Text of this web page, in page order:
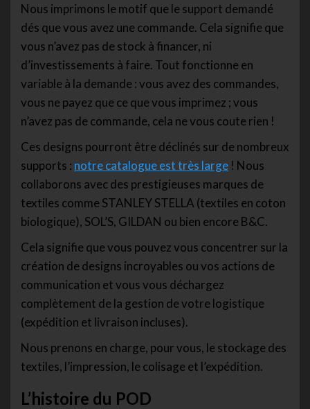
Nous imprimons le motif que le support demandé
dés que vous avez une commande. Cela signifie que
vous n’avez pas de stock à financer, ni
d’investissements à faire. Tout fonctionne en
variable à la demande : vous avez des commandes,
vous ne payez que ce que vous imprimez ; vous
n’avez pas de commande, cela ne vous coute rien !
Ces designs pourront être déclinés sur de nombreux
supports : notre catalogue est très large ! Nous
collaborons avec des prestigieuses marques de
textiles comme STANLEY STELLA (textiles en coton
biologique), SOL’S, GILDAN ou bien encore B&C.
Cela signifie que vous pouvez vous concentrer sur la
création de designs incroyables ou vos actions de
communication et vous vous déchargez
complètement de la gestion de votre logistique
(expédition et livraison incluses).
Nous prenons en charge, pour vous, le stockage des
textiles, l’impression, le colisage et l’expédition.
L’histoire du POD